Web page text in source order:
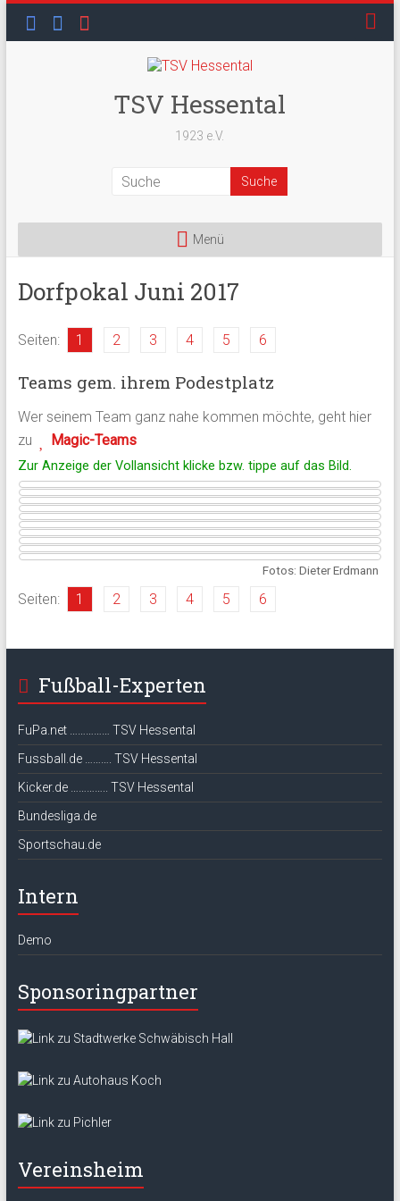
content
TSV Hessental
1923 e.V.
Menü
Dorfpokal Juni 2017
Seiten: 1 2 3 4 5 6
Teams gem. ihrem Podestplatz
Wer seinem Team ganz nahe kommen möchte, geht hier
zu
Magic-Teams
Zur Anzeige der Vollansicht klicke bzw. tippe auf das Bild.
Fotos:Dieter Erdmann
Seiten: 1 2 3 4 5 6
Fußball-Experten
FuPa.net …………… TSV Hessental
Fussball.de ………. TSV Hessental
Kicker.de ………….. TSV Hessental
Bundesliga.de
Sportschau.de
Intern
Demo
Sponsoringpartner
Vereinsheim